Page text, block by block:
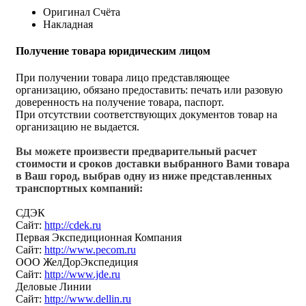
Оригинал Счёта
Накладная
Получение товара юридическим лицом
При получении товара лицо представляющее
организацию, обязано предоставить: печать или разовую
доверенность на получение товара, паспорт.
При отсутствии соответствующих документов товар на
организацию не выдается.
Вы можете произвести предварительный расчет
стоимости и сроков доставки выбранного Вами товара
в Ваш город, выбрав одну из ниже представленных
транспортных компаний:
СДЭК
Сайт: http://cdek.ru
Первая Экспедиционная Компания
Сайт: http://www.pecom.ru
ООО ЖелДорЭкспедиция
Сайт: http://www.jde.ru
Деловые Линии
Сайт: http://www.dellin.ru